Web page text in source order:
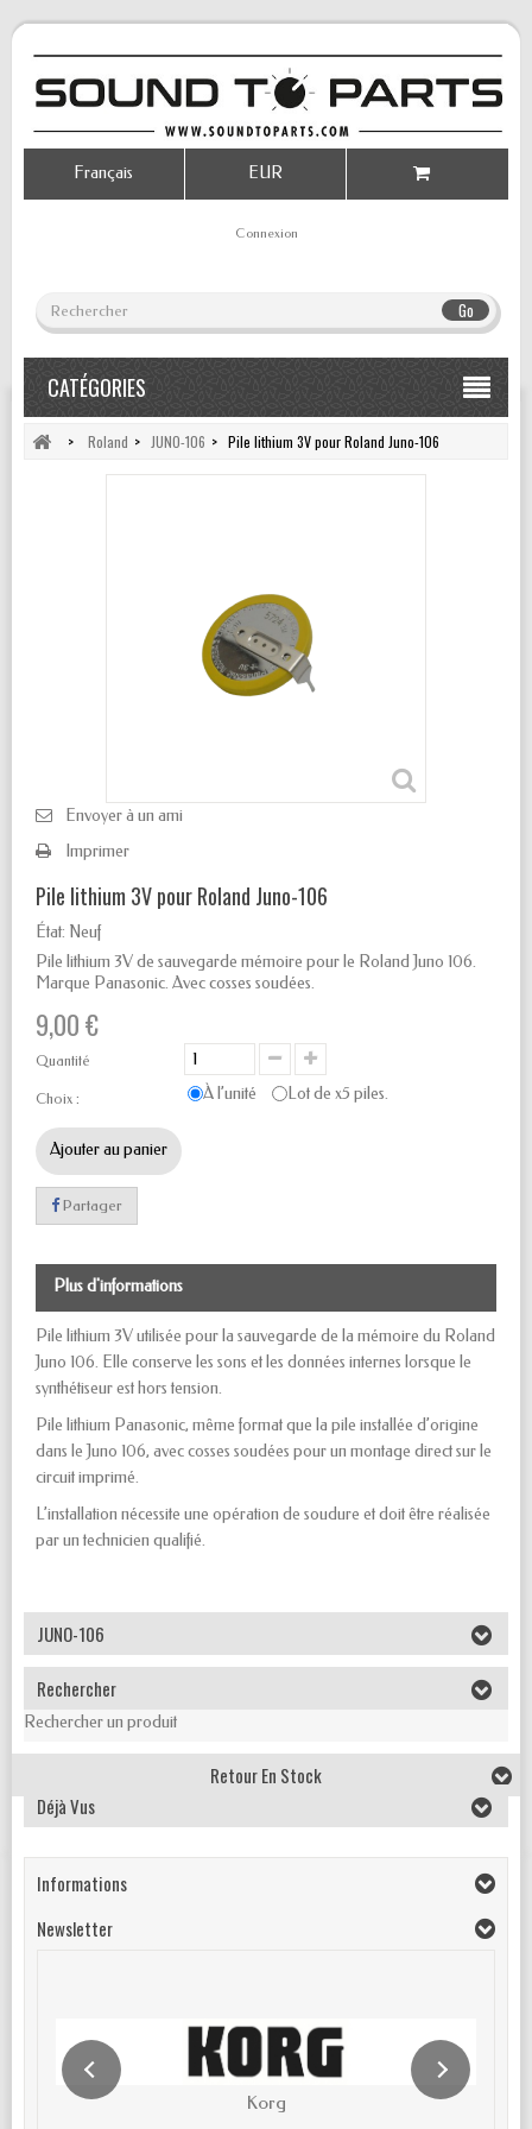
Go
Connexion
EUR
Français
CATÉGORIES
> Roland > JUNO-106 > Pile lithium 3V pour Roland Juno-106
Envoyer à un ami
Imprimer
Pile lithium 3V pour Roland Juno-106
État: Neuf
Pile lithium 3V de sauvegarde mémoire pour le Roland Juno 106.
Marque Panasonic. Avec cosses soudées.
9,00 €
Quantité
Choix : À l’unité Lot de x5 piles.
Ajouter au panier
Partager
Plus d'informations
Pile lithium 3V utilisée pour la sauvegarde de la mémoire du Roland
Juno 106. Elle conserve les sons et les données internes lorsque le
synthétiseur est hors tension.
Pile lithium Panasonic, même format que la pile installée d’origine
dans le Juno 106, avec cosses soudées pour un montage direct sur le
circuit imprimé.
L’installation nécessite une opération de soudure et doit être réalisée
par un technicien qualifié.
JUNO-106
Rechercher
Rechercher un produit
Retour En Stock
Déjà Vus
Informations
Newsletter
Korg